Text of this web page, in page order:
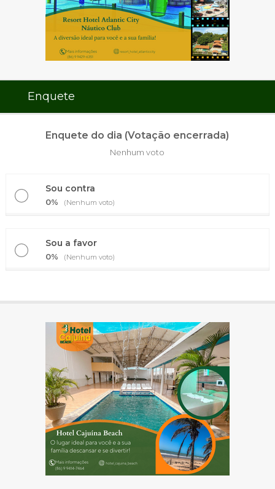
Enquete
Enquete do dia (Votação encerrada)
Nenhum voto
Sou contra
0% (Nenhum voto)
Sou a favor
0% (Nenhum voto)